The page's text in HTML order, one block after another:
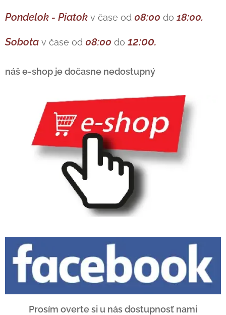
Pondelok - Piatok v čase od 08:00 do 18:00.
Sobota v čase od 08:00 do 12:00.
náš e-shop je dočasne nedostupný
Prosím overte si u nás dostupnosť nami